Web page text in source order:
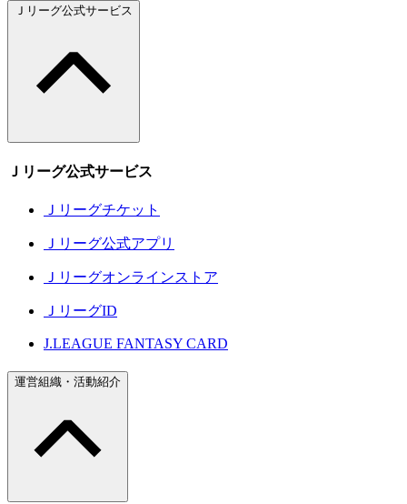
Ｊリーグ公式サービス
Ｊリーグ公式サービス
Ｊリーグチケット
Ｊリーグ公式アプリ
Ｊリーグオンラインストア
ＪリーグID
J.LEAGUE FANTASY CARD
運営組織・活動紹介